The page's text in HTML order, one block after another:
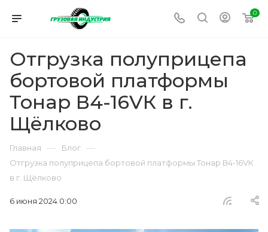
0
Отгрузка полуприцепа
бортовой платформы
Тонар В4-16VК в г.
Щёлково
Главная — Блог —
Отгрузка полуприцепа бортовой платформы Тонар В4-16VК
в г. Щёлково
6 июня 2024 0:00